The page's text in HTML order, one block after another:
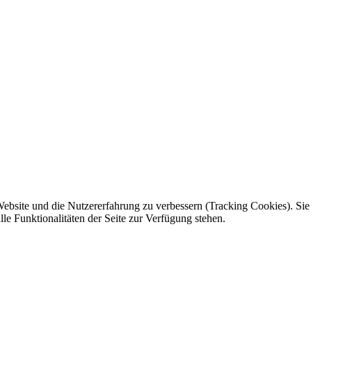
und die Nutzererfahrung zu verbessern (Tracking Cookies). Sie
Funktionalitäten der Seite zur Verfügung stehen.